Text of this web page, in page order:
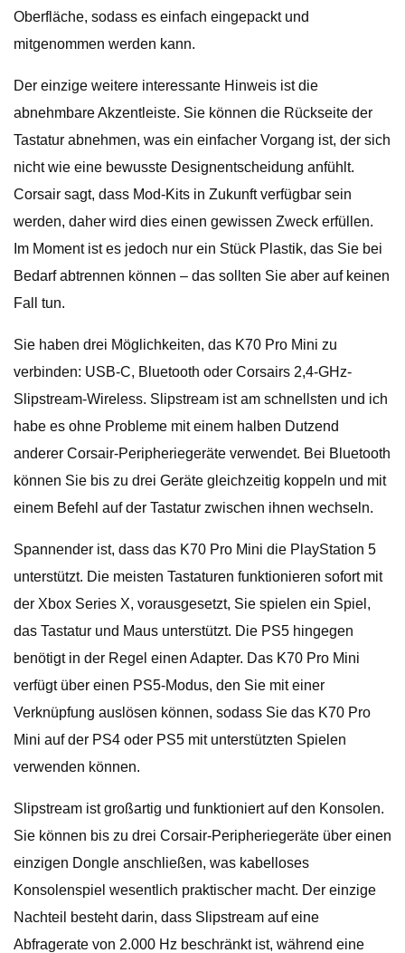
Oberfläche, sodass es einfach eingepackt und
mitgenommen werden kann.
Der einzige weitere interessante Hinweis ist die
abnehmbare Akzentleiste. Sie können die Rückseite der
Tastatur abnehmen, was ein einfacher Vorgang ist, der sich
nicht wie eine bewusste Designentscheidung anfühlt.
Corsair sagt, dass Mod-Kits in Zukunft verfügbar sein
werden, daher wird dies einen gewissen Zweck erfüllen.
Im Moment ist es jedoch nur ein Stück Plastik, das Sie bei
Bedarf abtrennen können – das sollten Sie aber auf keinen
Fall tun.
Sie haben drei Möglichkeiten, das K70 Pro Mini zu
verbinden: USB-C, Bluetooth oder Corsairs 2,4-GHz-
Slipstream-Wireless. Slipstream ist am schnellsten und ich
habe es ohne Probleme mit einem halben Dutzend
anderer Corsair-Peripheriegeräte verwendet. Bei Bluetooth
können Sie bis zu drei Geräte gleichzeitig koppeln und mit
einem Befehl auf der Tastatur zwischen ihnen wechseln.
Spannender ist, dass das K70 Pro Mini die PlayStation 5
unterstützt. Die meisten Tastaturen funktionieren sofort mit
der Xbox Series X, vorausgesetzt, Sie spielen ein Spiel,
das Tastatur und Maus unterstützt. Die PS5 hingegen
benötigt in der Regel einen Adapter. Das K70 Pro Mini
verfügt über einen PS5-Modus, den Sie mit einer
Verknüpfung auslösen können, sodass Sie das K70 Pro
Mini auf der PS4 oder PS5 mit unterstützten Spielen
verwenden können.
Slipstream ist großartig und funktioniert auf den Konsolen.
Sie können bis zu drei Corsair-Peripheriegeräte über einen
einzigen Dongle anschließen, was kabelloses
Konsolenspiel wesentlich praktischer macht. Der einzige
Nachteil besteht darin, dass Slipstream auf eine
Abfragerate von 2.000 Hz beschränkt ist, während eine